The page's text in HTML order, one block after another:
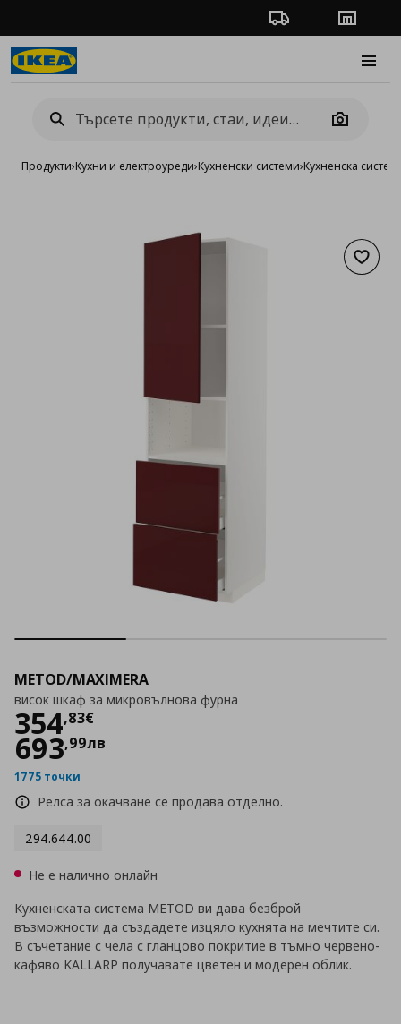
Проследяване на
Camera
Продукти›Кухни и електроуреди›Кухненски системи›Кухненска
METOD/MAXIMERA
висок шкаф за микровълнова фурна
354,83€
Цена
693,99лв
1775 точки
Релса за окачване се продава отделно.
294.644.00
Не е налично онлайн
Кухненската система METOD ви дава безброй
възможности да създадете изцяло кухнята на мечтите си.
В съчетание с чела с гланцово покритие в тъмно червено-
кафяво KALLARP получавате цветен и модерен облик.